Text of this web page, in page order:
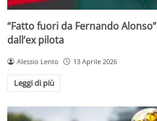
“Fatto fuori da Fernando
dall’ex pilota
Alessio Lento 13 Aprile 2026
Leggi di più